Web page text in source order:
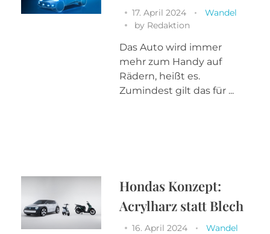
17. April 2024
Wandel
by Redaktion
Das Auto wird immer
mehr zum Handy auf
Rädern, heißt es.
Zumindest gilt das für ...
Hondas Konzept:
Acrylharz statt Blech
16. April 2024
Wandel